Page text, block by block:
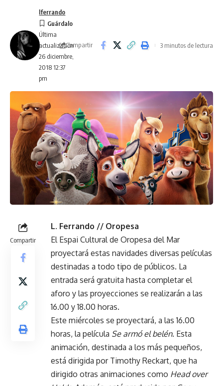
Última
actualización
26 diciembre,
2018 12:37
pm
lferrando
Compartir 3 minutos de lectura
Compartir
L. Ferrando // Oropesa
El Espai Cultural de Oropesa del Mar
proyectará estas navidades diversas películas
destinadas a todo tipo de públicos. La
entrada será gratuita hasta completar el
aforo y las proyecciones se realizarán a las
16.00 y 18.00 horas.
Este miércoles se proyectará, a las 16.00
horas, la película Se armó el belén. Esta
animación, destinada a los más pequeños,
está dirigida por Timothy Reckart, que ha
dirigido otras animaciones como Head over